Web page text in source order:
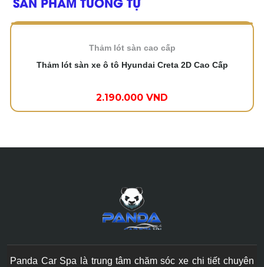
Thảm lót sàn cao cấp
Thảm lót sàn xe ô tô Hyundai Creta 2D Cao Cấp
2.190.000 VND
Panda Car Spa là trung tâm chăm sóc xe chi tiết chuyên